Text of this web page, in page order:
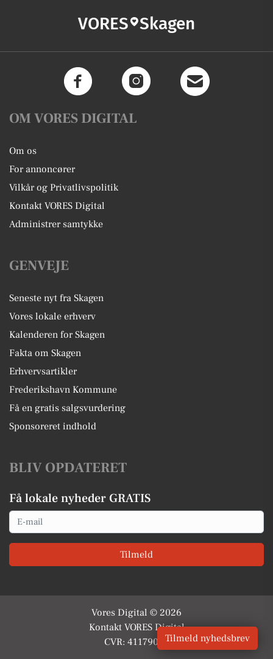
VORES Skagen
OM VORES DIGITAL
Om os
For annoncører
Vilkår og Privatlivspolitik
Kontakt VORES Digital
Administrer samtykke
GENVEJE
Seneste nyt fra Skagen
Vores lokale erhverv
Kalenderen for Skagen
Fakta om Skagen
Erhvervsartikler
Frederikshavn Kommune
Få en gratis salgsvurdering
Sponsoreret indhold
BLIV OPDATERET
Få lokale nyheder GRATIS
Email
Tilmeld
Vores Digital © 2026
Kontakt VORES Digital
CVR: 41179082Tilmeld nyhedsbrev